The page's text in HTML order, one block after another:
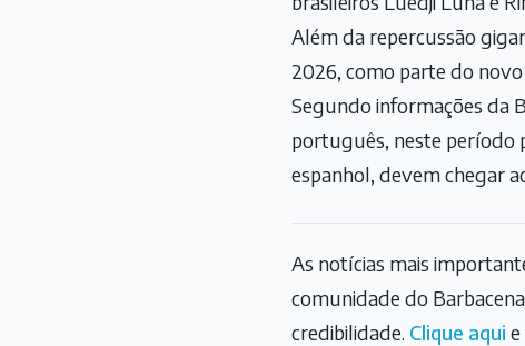
Além da repercussão
2026, como parte do
Segundo informações da
português, neste período
espanhol, devem chegar
As notícias mais
comunidade do
credibilidade. Clique aqui